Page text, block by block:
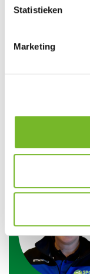
Statistieken
Marketing
Met kleine, gezonde
week vol plezier,
Meer weten? Neem